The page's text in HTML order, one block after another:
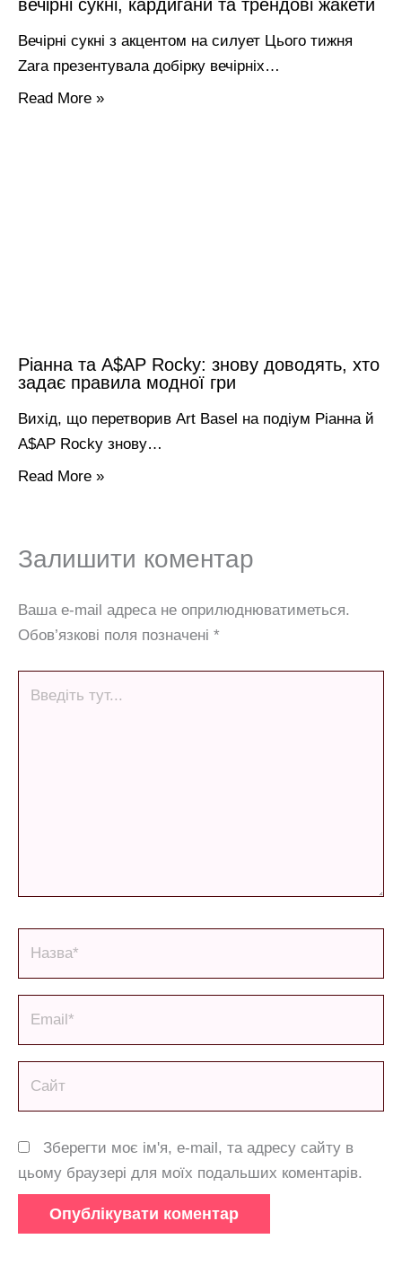
вечірні сукні, кардигани та трендові жакети
Вечірні сукні з акцентом на силует Цього тижня
Zara презентувала добірку вечірніх…
Read More »
Ріанна та A$AP Rocky: знову доводять, хто
задає правила модної гри
Вихід, що перетворив Art Basel на подіум Ріанна й
A$AP Rocky знову…
Read More »
Залишити коментар
Ваша e-mail адреса не оприлюднюватиметься.
Обов’язкові поля позначені *
Зберегти моє ім'я, e-mail, та адресу сайту в
цьому браузері для моїх подальших коментарів.